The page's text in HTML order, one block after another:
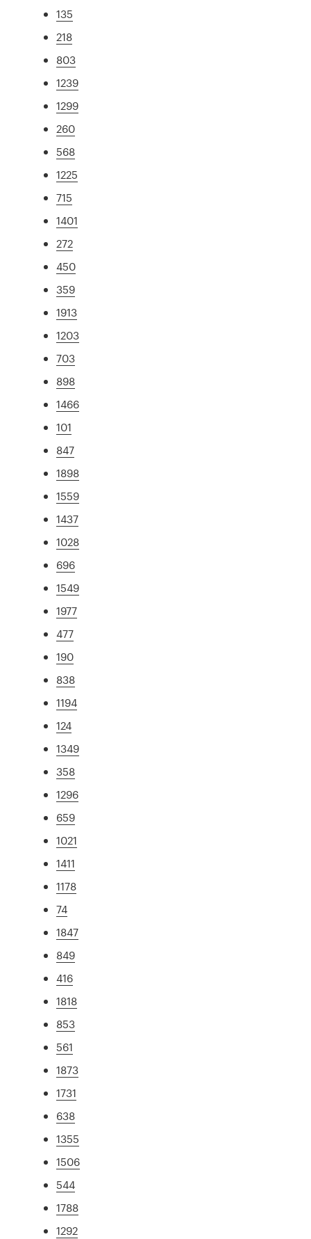
135
218
803
1239
1299
260
568
1225
715
1401
272
450
359
1913
1203
703
898
1466
101
847
1898
1559
1437
1028
696
1549
1977
477
190
838
1194
124
1349
358
1296
659
1021
1411
1178
74
1847
849
416
1818
853
561
1873
1731
638
1355
1506
544
1788
1292